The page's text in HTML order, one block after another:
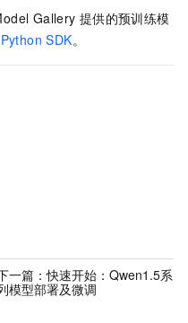
Gallery 提供的预训练模
SDK。
一篇：快速开始：Qwen1.5系
模型部署及微调